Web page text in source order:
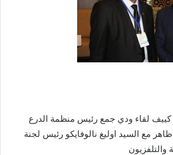
كييف لقاء ودي جمع رئيس منظمة الدرع
ظاهر مع السيد اوليغ نالوفايكو رئيس لجنة
والتلفزيون